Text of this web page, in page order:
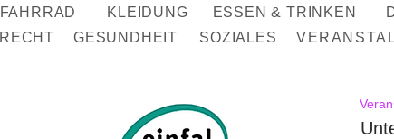
FAHRRAD
KLEIDUNG
RECHT
GESUNDHEIT
ESSEN & TRINKEN
SOZIALES